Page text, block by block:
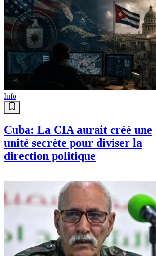
Info
Cuba: La CIA aurait créé une
unité secrète pour diviser la
direction politique